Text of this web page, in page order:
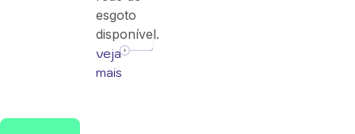
esgoto
disponível.
veja
mais